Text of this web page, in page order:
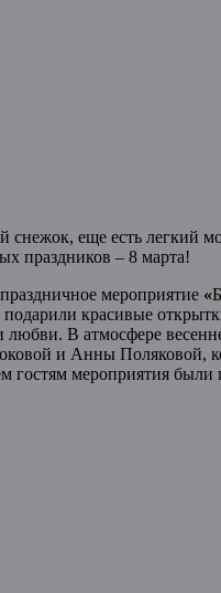
еще есть легкий
праздников – 8 марта!
мероприятие «
красивые
В атмосфере
и Анны Поляковой,
мероприятия были